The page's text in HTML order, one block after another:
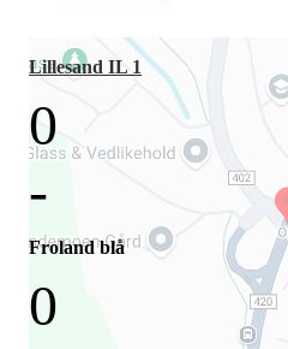
Lillesand IL 1
0
-
Froland blå
0